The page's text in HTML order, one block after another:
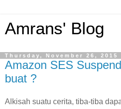
Amrans' Blog
Thursday, November 26, 2015
Amazon SES
buat ?
Alkisah suatu cerita, tiba-tiba